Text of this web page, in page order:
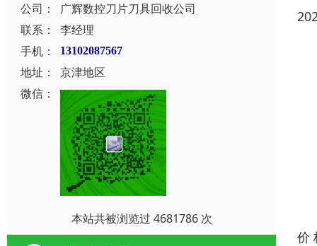
公司：
广辉数控刀片刀具回收公司
联系：
李经理
手机：
13102087567
地址：
京津地区
微信：
本站共被浏览过 4681786 次
价